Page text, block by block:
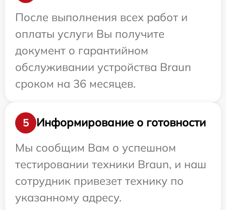
После выполнения всех работ и
оплаты услуги Вы получите
документ о гарантийном
обслуживании устройства Braun
сроком на 36 месяцев.
5
Информирование о готовности
Мы сообщим Вам о успешном
тестировании техники Braun, и наш
сотрудник привезет технику по
указанному адресу.